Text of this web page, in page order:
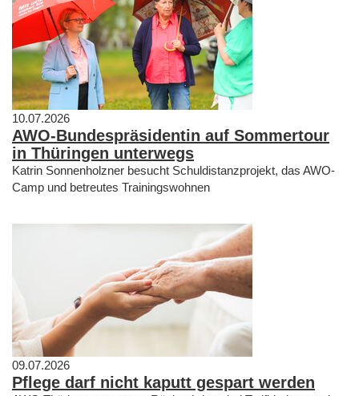
10.07.2026
AWO-Bundespräsidentin auf Sommertour
in Thüringen unterwegs
Katrin Sonnenholzner besucht Schuldistanzprojekt, das AWO-
Camp und betreutes Trainingswohnen
09.07.2026
Pflege darf nicht kaputt gespart werden